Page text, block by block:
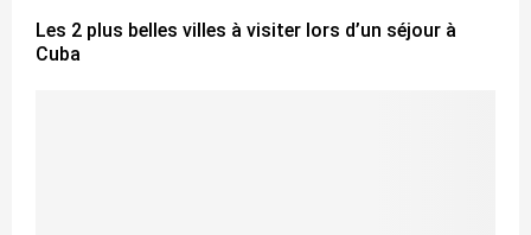
Les 2 plus belles villes à visiter lors d’un séjour à
Cuba